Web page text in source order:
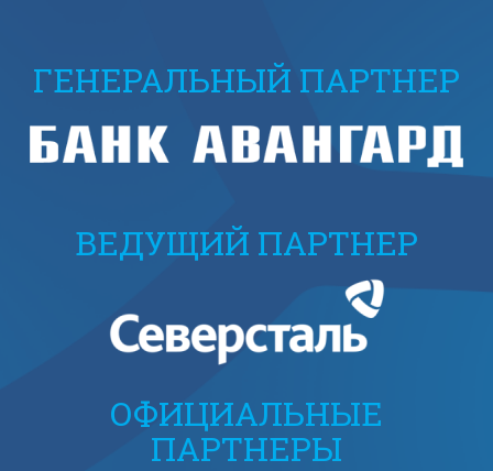
ГЕНЕРАЛЬНЫЙ ПАРТНЕР
ВЕДУЩИЙ ПАРТНЕР
ОФИЦИАЛЬНЫЕ
ПАРТНЕРЫ